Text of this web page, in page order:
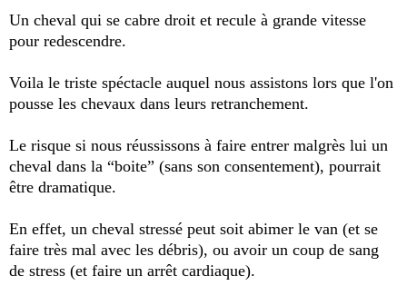
Un cheval qui se cabre droit et recule à grande vitesse
pour redescendre.
Voila le triste spéctacle auquel nous assistons lors que l'on
pousse les chevaux dans leurs retranchement.
Le risque si nous réussissons à faire entrer malgrès lui un
cheval dans la “boite” (sans son consentement), pourrait
être dramatique.
En effet, un cheval stressé peut soit abimer le van (et se
faire très mal avec les débris), ou avoir un coup de sang
de stress (et faire un arrêt cardiaque).